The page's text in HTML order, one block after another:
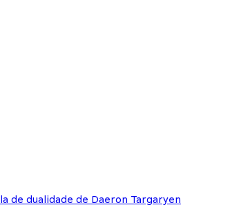
de dualidade de Daeron Targaryen